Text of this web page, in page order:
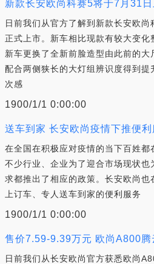
新款长安欧尚科赛5将于7月31
日前我们从官方了解到新款长安欧
正式上市。新车相比现款有较大变
新车更换了全新前脸造型由此前的
配合两侧狭长的大灯组辨识度得到
次感
1900/1/1 0:00:00
送车到家 长安欧尚疫情下推便利
在全国在积极应对疫情的当下百姓都
不少行业、企业为了迎合市场现状
求都推出了相应的政策。长安欧尚
上订车、专人送车到家的便利服务
1900/1/1 0:00:00
售价7.59-9.39万元 欧尚A800腾
日前我们从长安欧尚官方获悉欧尚